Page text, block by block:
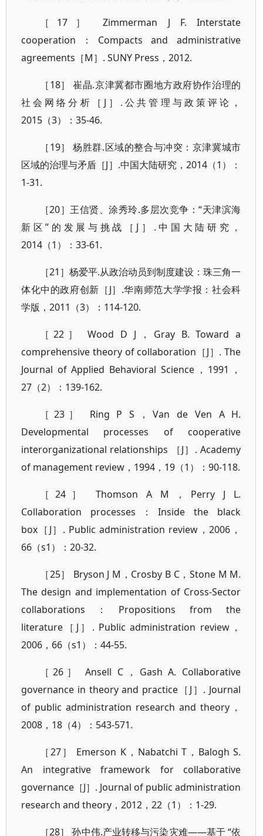
［17］ Zimmerman J F. Interstate
cooperation：Compacts and administrative
agreements［M］. SUNY Press，2012.
［18］ 崔晶.京津冀都市圈地方政府协作治理的
社会网络分析［J］.公共管理与政策评论，
2015（3）：35-46.
［19］ 杨胜群.区域的整合与冲突：京津冀城市
区域的治理与矛盾［J］.中国大陆研究，2014（1）：
1-31.
［20］王信贤、涂秀玲.多层次竞争：“天津滨海
新区”的发展与挑战［J］.中国大陆研究，
2014（1）：33-61.
［21］杨爱平.从政治动员到制度建设：珠三角一
体化中的政府创新［J］.华南师范大学学报：社会科
学版，2011（3）：114-120.
［22］ Wood D J，Gray B. Toward a
comprehensive theory of collaboration［J］. The
Journal of Applied Behavioral Science，1991，
27（2）：139-162.
［23］ Ring P S，Van de Ven A H.
Developmental processes of cooperative
interorganizational relationships ［J］. Academy
of management review，1994，19（1）：90-118.
［24］ Thomson A M，Perry J L.
Collaboration processes：Inside the black
box［J］. Public administration review，2006，
66（s1）：20-32.
［25］ Bryson J M，Crosby B C，Stone M M.
The design and implementation of Cross‐Sector
collaborations：Propositions from the
literature［J］. Public administration review，
2006，66（s1）：44-55.
［26］ Ansell C，Gash A. Collaborative
governance in theory and practice［J］. Journal
of public administration research and theory，
2008，18（4）：543-571.
［27］ Emerson K，Nabatchi T，Balogh S.
An integrative framework for collaborative
governance［J］. Journal of public administration
research and theory，2012，22（1）：1-29.
［28］ 孙中伟.产业转移与污染灾难——基于 “依